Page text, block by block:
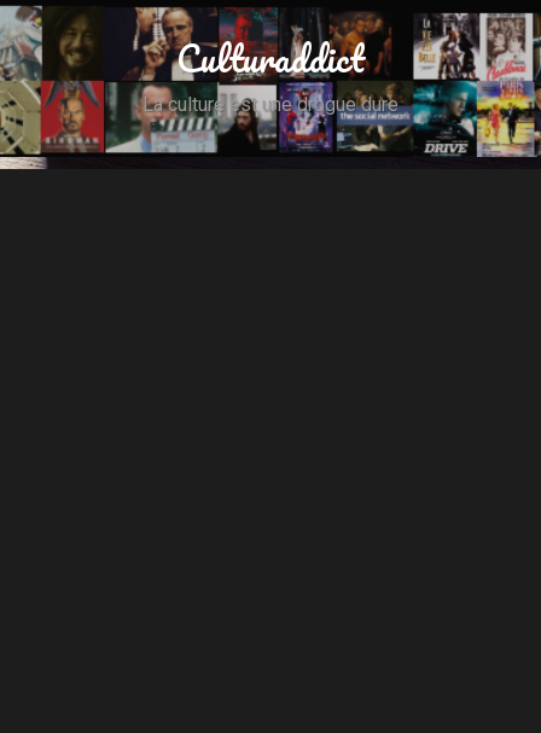
Culturaddict
La culture est une drogue dure